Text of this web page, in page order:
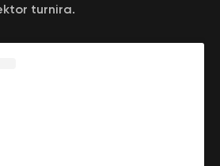
turnira.